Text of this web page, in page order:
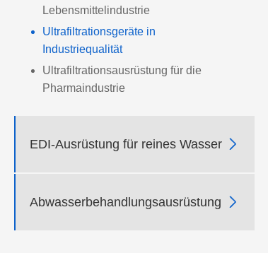
Lebensmittelindustrie
Ultrafiltrationsgeräte in
Industriequalität
Ultrafiltrationsausrüstung für die
Pharmaindustrie
EDI-Ausrüstung für reines Wasser 
Abwasserbehandlungsausrüstung 